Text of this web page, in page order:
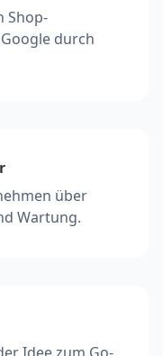
Shop-
durch
über
Wartung.